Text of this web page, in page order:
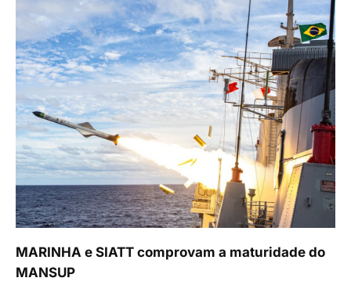
MARINHA e SIATT comprovam a maturidade do
MANSUP